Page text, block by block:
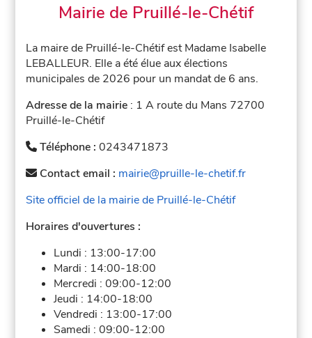
Mairie de Pruillé-le-Chétif
La maire de Pruillé-le-Chétif est Madame Isabelle
LEBALLEUR. Elle a été élue aux élections
municipales de 2026 pour un mandat de 6 ans.
Adresse de la mairie : 1 A route du Mans 72700
Pruillé-le-Chétif
Téléphone :0243471873
Contact email : mairie@pruille-le-chetif.fr
Site officiel de la mairie de Pruillé-le-Chétif
Horaires d'ouvertures :
Lundi : 13:00-17:00
Mardi : 14:00-18:00
Mercredi :09:00-12:00
Jeudi : 14:00-18:00
Vendredi : 13:00-17:00
Samedi :09:00-12:00